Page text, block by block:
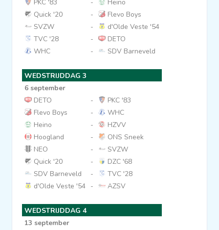
Voetbalpiramide
Overige links
PKC '83
-
Heino
Quick '20
-
Flevo Boys
SVZW
-
d'Olde Veste '54
TVC '28
-
DETO
WHC
- SDV Barneveld
WEDSTRIJDDAG 3
6 september
DETO
-
PKC '83
Flevo Boys
-
WHC
Heino
-
HZVV
Hoogland
-
ONS Sneek
NEO
-
SVZW
Quick '20
-
DZC '68
SDV Barneveld
-
TVC '28
d'Olde Veste '54 - AZSV
WEDSTRIJDDAG 4
13 september